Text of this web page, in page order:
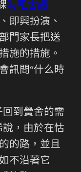
時租會議
即興扮演、
部門家長把送
施的措施。
訊問“什么時
回到黌舍的需
說，由於在怙
的路，並且
不沿著它